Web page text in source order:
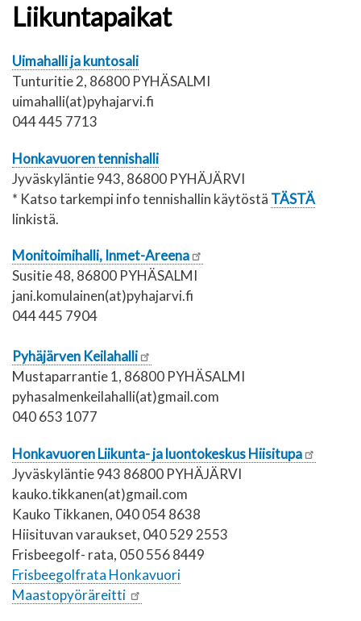
Liikuntapaikat
Uimahalli ja kuntosali
Tunturitie 2, 86800 PYHÄSALMI
uimahalli(at)pyhajarvi.fi
044 445 7713
Honkavuoren tennishalli
Jyväskyläntie 943, 86800 PYHÄJÄRVI
* Katso tarkempi info tennishallin käytöstä TÄSTÄ
linkistä.
Monitoimihalli, Inmet-Areena
Susitie 48, 86800 PYHÄSALMI
jani.komulainen(at)pyhajarvi.fi
044 445 7904
Pyhäjärven Keilahalli
Mustaparrantie 1, 86800 PYHÄSALMI
pyhasalmenkeilahalli(at)gmail.com
040 653 1077
Honkavuoren Liikunta- ja luontokeskus Hiisitupa
Jyväskyläntie 943 86800 PYHÄJÄRVI
kauko.tikkanen(at)gmail.com
Kauko Tikkanen, 040 054 8638
Hiisituvan varaukset, 040 529 2553
Frisbeegolf- rata, 050 556 8449
Frisbeegolfrata Honkavuori
Maastopyöräreitti